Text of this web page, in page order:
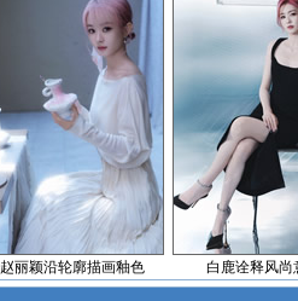
赵丽颖沿轮廓描画釉色 白鹿诠释风尚